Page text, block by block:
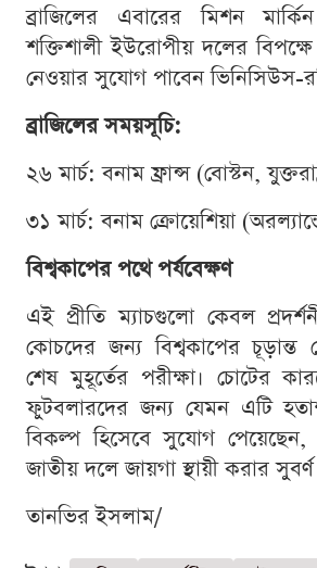
ব্রাজিলের এবারের মিশন মার্কিন
শক্তিশালী ইউরোপীয় দলের
নেওয়ার সুযোগ পাবেন ভিনিসিউস-
ব্রাজিলের সময়সূচি:
২৬ মার্চ: বনাম ফ্রান্স (বোস্টন,
৩১ মার্চ: বনাম ক্রোয়েশিয়া
বিশ্বকাপের পথে পর্যবেক্ষণ
এই প্রীতি ম্যাচগুলো কেবল
কোচদের জন্য বিশ্বকাপের চূড়ান্ত
শেষ মুহূর্তের পরীক্ষা। চোটের
ফুটবলারদের জন্য যেমন এটি
বিকল্প হিসেবে সুযোগ
জাতীয় দলে জায়গা স্থায়ী করার
তানভির ইসলাম/